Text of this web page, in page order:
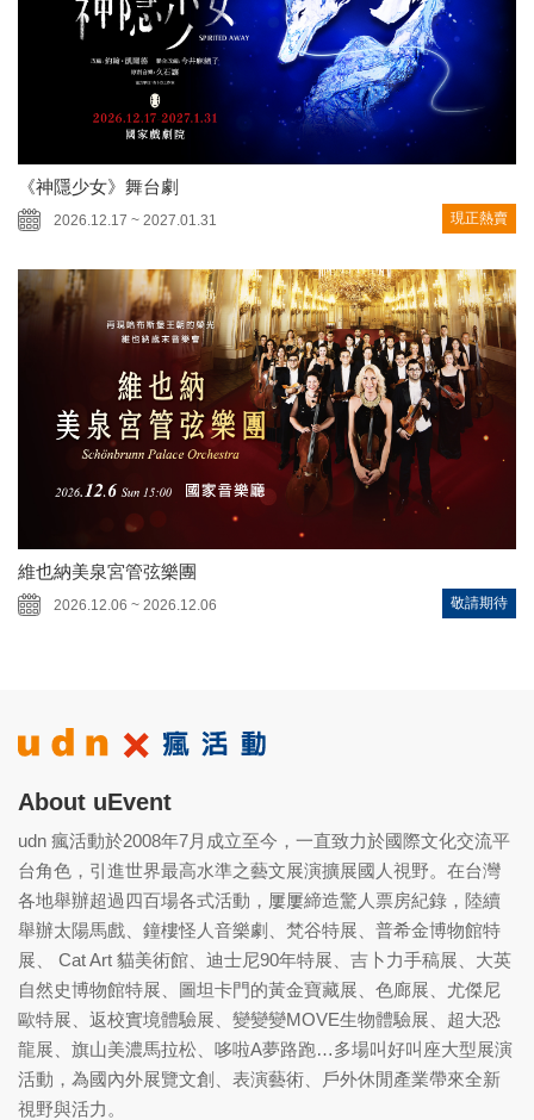
《神隱少女》舞台劇
2026.12.17 ~ 2027.01.31 現正熱賣
維也納美泉宮管弦樂團
2026.12.06 ~ 2026.12.06 敬請期待
About uEvent
udn 瘋活動於2008年7月成立至今，一直致力於國際文化交流平
台角色，引進世界最高水準之藝文展演擴展國人視野。在台灣
各地舉辦超過四百場各式活動，屢屢締造驚人票房紀錄，陸續
舉辦太陽馬戲、鐘樓怪人音樂劇、梵谷特展、普希金博物館特
展、 Cat Art 貓美術館、迪士尼90年特展、吉卜力手稿展、大英
自然史博物館特展、圖坦卡門的黃金寶藏展、色廊展、尤傑尼
歐特展、返校實境體驗展、變變變MOVE生物體驗展、超大恐
龍展、旗山美濃馬拉松、哆啦A夢路跑…多場叫好叫座大型展演
活動，為國內外展覽文創、表演藝術、戶外休閒產業帶來全新
視野與活力。